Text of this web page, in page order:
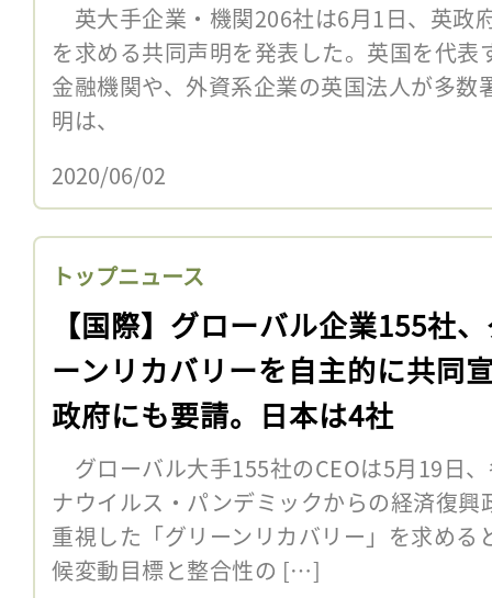
英大手企業・機関206社は6月1日、英政
を求める共同声明を発表した。英国を代
金融機関や、外資系企業の英国法人が多
明は、
2020/06/02
トップニュース
【国際】グローバル企業155社
ーンリカバリーを自主的に共同
政府にも要請。日本は4社
グローバル大手155社のCEOは5月19日
ナウイルス・パンデミックからの経済復
重視した「グリーンリカバリー」を求め
候変動目標と整合性の […]